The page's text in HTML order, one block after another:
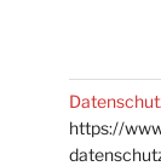
https://